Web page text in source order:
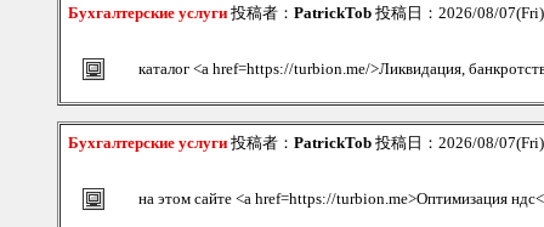
Бухгалтерские услуги 投稿者： PatrickTob 投稿日：2026/08/
каталог <a href=https://turbion.me/>Ликвидация,
Бухгалтерские услуги 投稿者： PatrickTob 投稿日：2026/08/
на этом сайте <a href=https://turbion.me>Оптимизация